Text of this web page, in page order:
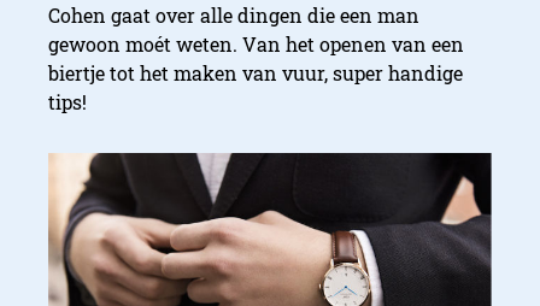
Cohen gaat over alle dingen die een man
gewoon moét weten. Van het openen van een
biertje tot het maken van vuur, super handige
tips!